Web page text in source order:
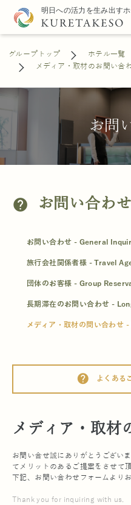
グループトップ ホテル一覧
メディア・取材のお問い合
お問
help お問い合わせ
お問い合わせ - General
旅行会社関係者様 - Travel
団体のお客様 - Group
長期滞在のお問い合わせ -
メディア・取材の問い合わ
help よくある
メディア・取材
お問い合せ誠にありがとうござい
てメリットのあるご提案をさせて頂
下記、お問い合わせフォームより
Thank you for inquiring with us.